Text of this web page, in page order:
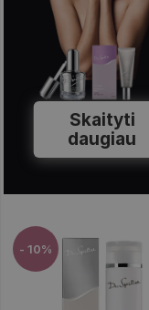
Skaityti
daugiau
- 10%